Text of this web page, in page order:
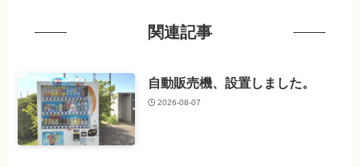
関連記事
自動販売機、設置しました。
2026-08-07